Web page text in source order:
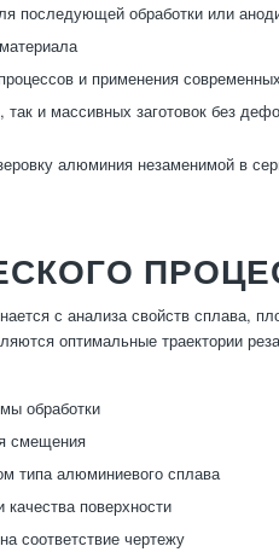
последующей обработки или
и применения
так и массивных заготовок без
алюминия незаменимой в
с анализа свойств сплава,
оптимальные траектории
обработки
смещения
типа алюминиевого сплава
поверхности
соответствие чертежу